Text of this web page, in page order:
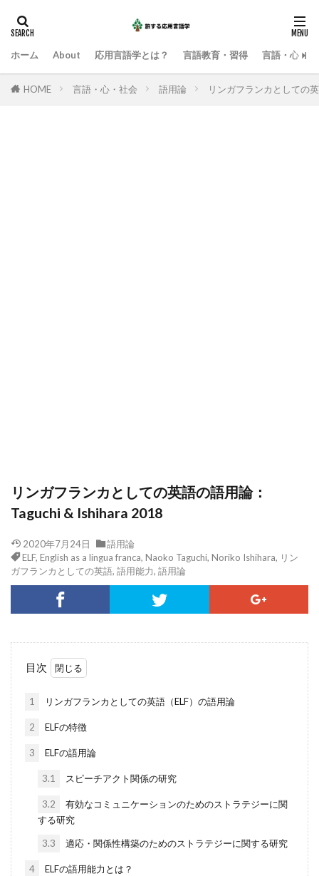
ホーム About 応用言語学とは？ 言語教育・習得 言語・心・
HOME 言語・心・社会 語用論 リンガフランカとしての
リンガフランカとしての英語の語用論：
Taguchi & Ishihara 2018
2020年7月24日
語用論
ELF, English as a lingua franca, Naoko Taguchi, Noriko Ishihara, リン
ガフランカとしての英語, 語用能力, 語用論
目次
1 リンガフランカとしての英語（ELF）の語用論
2 ELFの特徴
3 ELFの語用論
3.1 スピーチアクト関係の研究
3.2
有効なコミュニケーションのためのストラテジーに関
する研究
3.3 適応・関係性構築のためのストラテジーに関する研究
4 ELFの語用能力とは？